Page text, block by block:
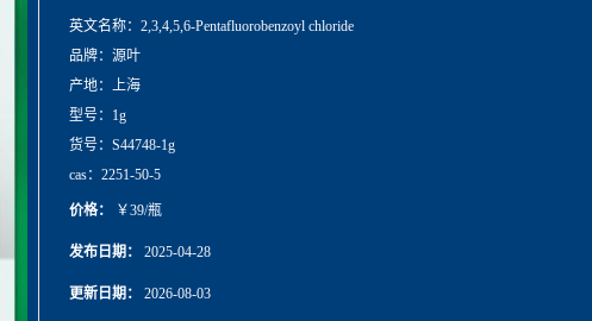
英文名称： 2,3,4,5,6-Pentafluorobenzoyl chloride
品牌： 源叶
产地： 上海
型号： 1g
货号： S44748-1g
cas： 2251-50-5
价格： ￥39/瓶
发布日期： 2025-04-28
更新日期： 2026-08-03